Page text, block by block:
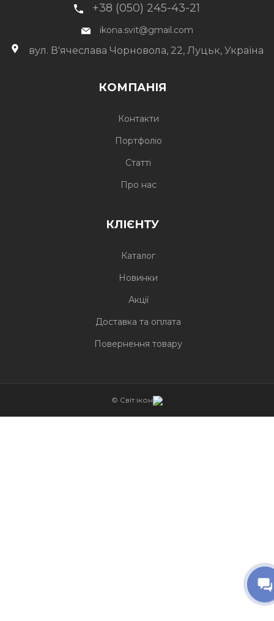
КОМПАНІЯ
Контакти
Портфоліо
Статті
Про нас
КЛІЄНТУ
Каталог
Новинки
Акції
Доставка та оплата
Повернення товару
+38 (050) 245-43-21
ikona.svit@gmail.com
вул. В'ячеслава Чорновола, 22, Луцьк, Україна
© Світ ікон